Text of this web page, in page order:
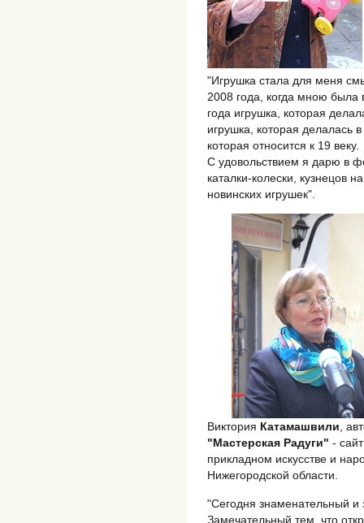
"Игрушка стала для меня
2008 года, когда мною
года игрушка, которая
игрушка, которая делалась
которая относится к 19 веку.
С удовольствием я дарю в
каталки-колески, кузнецов
новинских игрушек".
Виктория Катамашвили,
"Мастерская Радуги" -
прикладном искусстве и
Нижегородской области.
"Сегодня знаменательный и
Замечательный тем, что